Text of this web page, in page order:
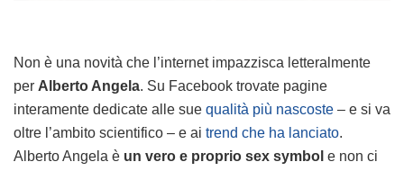
Non è una novità che l’internet impazzisca letteralmente
per Alberto Angela. Su Facebook trovate pagine
interamente dedicate alle sue qualità più nascoste – e si va
oltre l’ambito scientifico – e ai trend che ha lanciato.
Alberto Angela è un vero e proprio sex symbol e non ci